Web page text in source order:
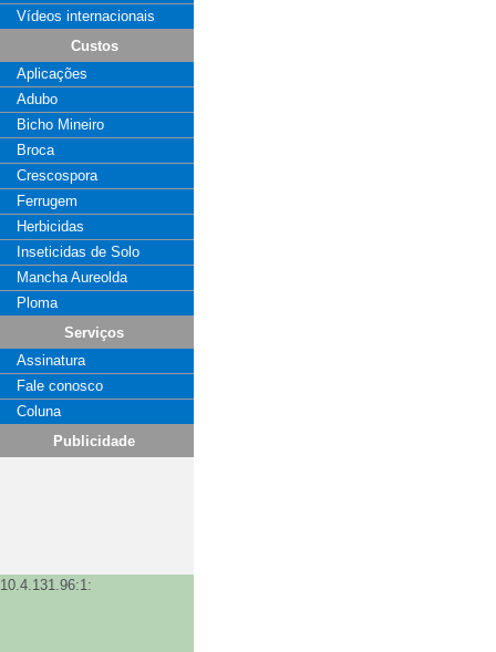
Vídeos internacionais
Custos
Aplicações
Adubo
Bicho Mineiro
Broca
Crescospora
Ferrugem
Herbicidas
Inseticidas de Solo
Mancha Aureolda
Ploma
Serviços
Assinatura
Fale conosco
Coluna
Publicidade
10.4.131.96:1: